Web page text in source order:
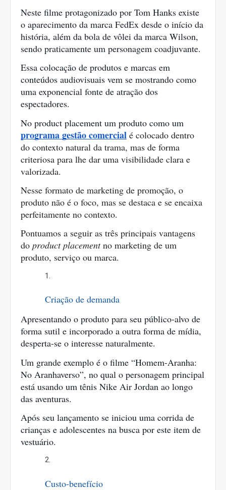
Neste filme protagonizado por Tom Hanks existe
o aparecimento da marca FedEx desde o início da
história, além da bola de vôlei da marca Wilson,
sendo praticamente um personagem coadjuvante.
Essa colocação de produtos e marcas em
conteúdos audiovisuais vem se mostrando como
uma exponencial fonte de atração dos
espectadores.
programa gestão comercial é colocado dentro
do contexto natural da trama, mas de forma
criteriosa para lhe dar uma visibilidade clara e
valorizada.
Nesse formato de marketing de promoção, o
produto não é o foco, mas se destaca e se encaixa
perfeitamente no contexto.
Pontuamos a seguir as três principais vantagens
do product placement no marketing de um
produto, serviço ou marca.
Criação de demanda
Apresentando o produto para seu público-alvo de
forma sutil e incorporado a outra forma de mídia,
desperta-se o interesse naturalmente.
Um grande exemplo é o filme “Homem-Aranha:
No Aranhaverso”, no qual o personagem principal
está usando um tênis Nike Air Jordan ao longo
das aventuras.
Após seu lançamento se iniciou uma corrida de
crianças e adolescentes na busca por este item de
vestuário.
Custo-benefício